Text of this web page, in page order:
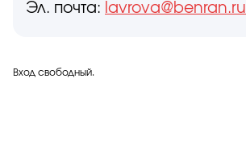
Эл. почта: lavrova@benran.ru
Вход свободный.